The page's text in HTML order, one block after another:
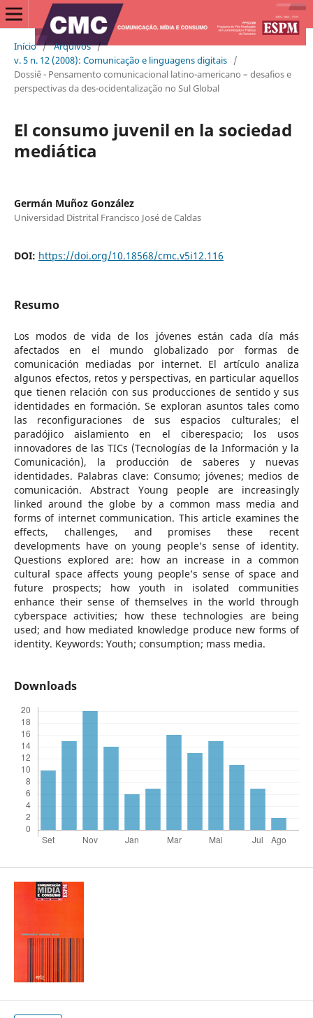
Início / Arquivos /
v. 5 n. 12 (2008): Comunicação e linguagens digitais /
Dossiê - Pensamento comunicacional latino-americano – desafios e
perspectivas da des-ocidentalização no Sul Global
El consumo juvenil en la sociedad
mediática
Germán Muñoz González
Universidad Distrital Francisco José de Caldas
DOI: https://doi.org/10.18568/cmc.v5i12.116
Resumo
Los modos de vida de los jóvenes están cada día más
afectados en el mundo globalizado por formas de
comunicación mediadas por internet. El artículo analiza
algunos efectos, retos y perspectivas, en particular aquellos
que tienen relación con sus producciones de sentido y sus
identidades en formación. Se exploran asuntos tales como
las reconfiguraciones de sus espacios culturales; el
paradójico aislamiento en el ciberespacio; los usos
innovadores de las TICs (Tecnologías de la Información y la
Comunicación), la producción de saberes y nuevas
identidades. Palabras clave: Consumo; jóvenes; medios de
comunicación. Abstract Young people are increasingly
linked around the globe by a common mass media and
forms of internet communication. This article examines the
effects, challenges, and promises these recent
developments have on young people’s sense of identity.
Questions explored are: how an increase in a common
cultural space affects young people’s sense of space and
future prospects; how youth in isolated communities
enhance their sense of themselves in the world through
cyberspace activities; how these technologies are being
used; and how mediated knowledge produce new forms of
identity. Keywords: Youth; consumption; mass media.
Downloads